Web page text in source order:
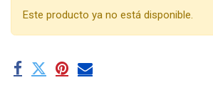
Este producto ya no está disponible.